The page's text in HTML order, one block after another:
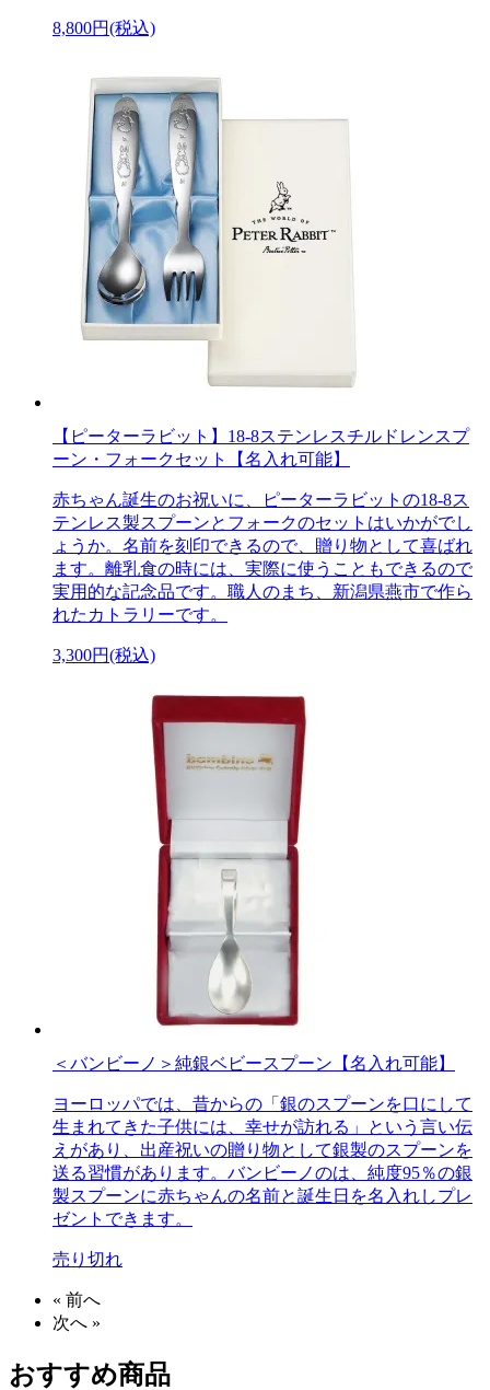
8,800円(税込)
【ピーターラビット】18-8ステンレスチルドレンスプ
ーン・フォークセット【名入れ可能】
赤ちゃん誕生のお祝いに、ピーターラビットの18-8ス
テンレス製スプーンとフォークのセットはいかがでし
ょうか。名前を刻印できるので、贈り物として喜ばれ
ます。離乳食の時には、実際に使うこともできるので
実用的な記念品です。職人のまち、新潟県燕市で作ら
れたカトラリーです。
3,300円(税込)
＜バンビーノ＞純銀ベビースプーン【名入れ可能】
ヨーロッパでは、昔からの「銀のスプーンを口にして
生まれてきた子供には、幸せが訪れる」という言い伝
えがあり、出産祝いの贈り物として銀製のスプーンを
送る習慣があります。バンビーノのは、純度95％の銀
製スプーンに赤ちゃんの名前と誕生日を名入れしプレ
ゼントできます。
売り切れ
« 前へ
次へ »
おすすめ商品